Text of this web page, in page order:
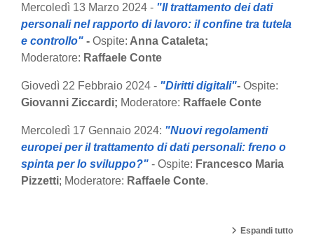
Mercoledì 13 Marzo 2024 - "Il trattamento dei dati
personali nel rapporto di lavoro: il confine tra tutela
e controllo" - Ospite: Anna Cataleta;
Moderatore: Raffaele Conte
Giovedì 22 Febbraio 2024 - "Diritti digitali"- Ospite:
Giovanni Ziccardi; Moderatore: Raffaele Conte
Mercoledì 17 Gennaio 2024: "Nuovi regolamenti
europei per il trattamento di dati personali: freno o
spinta per lo sviluppo?" - Ospite: Francesco Maria
Pizzetti; Moderatore: Raffaele Conte.
Espandi tutto